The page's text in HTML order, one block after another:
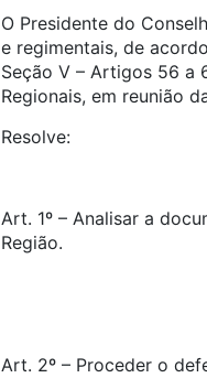
O Presidente do
e regimentais, de
Seção V – Artigos 56 a
Regionais, em reunião
Resolve:
Art. 1º – Analisar a
Região.
Art. 2º – Proceder o